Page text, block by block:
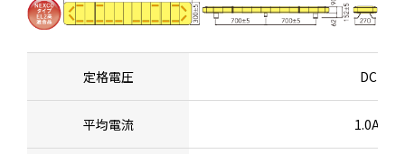
定格電圧 DC24V
平均電流 1.0A以下